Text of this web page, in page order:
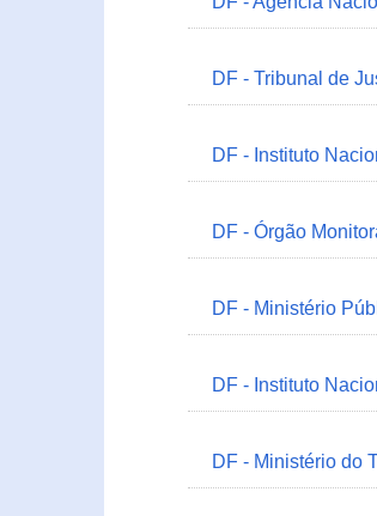
DF - Tribunal de
DF - Instituto
DF - Órgão
DF - Ministério
DF - Instituto
DF - Ministério do